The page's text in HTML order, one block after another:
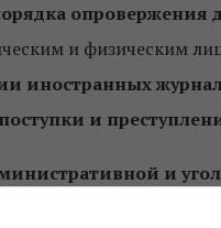
и физическим
иностранных
и
и
что мы должны